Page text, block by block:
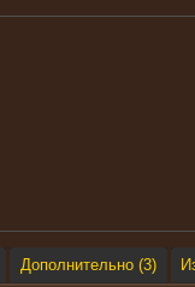
Дополнительно (3)